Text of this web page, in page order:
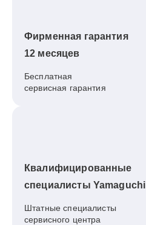
Фирменная гарантия
12 месяцев
Бесплатная
сервисная гарантия
Квалифицированные
специалисты Yamaguchi
Штатные специалисты
сервисного центра